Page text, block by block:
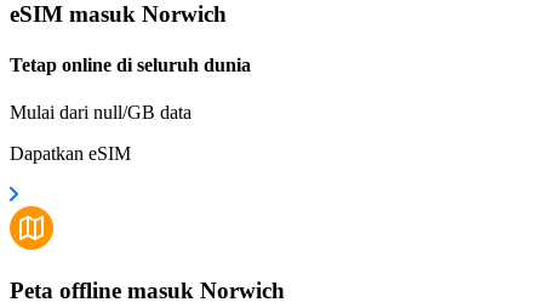
eSIM masuk Norwich
Tetap online di seluruh dunia
Mulai dari null/GB data
Dapatkan eSIM
Peta offline masuk Norwich